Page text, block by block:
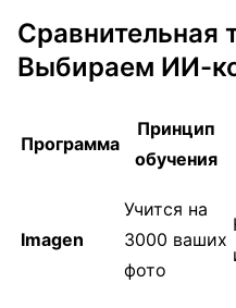
Сравнительная
Выбираем ИИ-
Программа
Принцип
обучения
Imagen
Учится на
3000 ваших
фото